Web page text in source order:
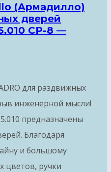
(Армадилло)
дверей
CP-8 —
для раздвижных
инженерной мысли!
предназначены
Благодаря
и большому
цветов, ручки